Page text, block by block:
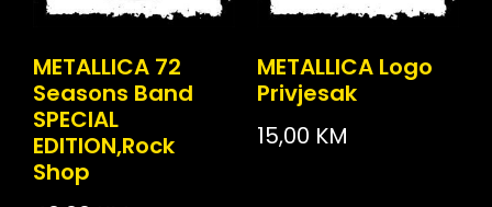
METALLICA 72
Seasons Band
SPECIAL
EDITION,Rock
Shop
METALLICA Logo
Privjesak
15,00 KM